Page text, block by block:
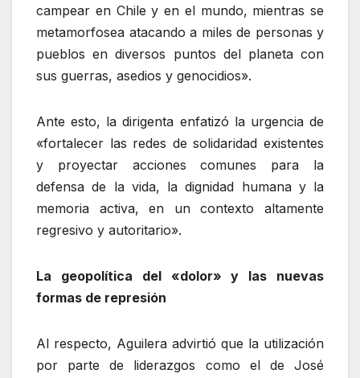
campear en Chile y en el mundo, mientras se
metamorfosea atacando a miles de personas y
pueblos en diversos puntos del planeta con
sus guerras, asedios y genocidios».
Ante esto, la dirigenta enfatizó la urgencia de
«fortalecer las redes de solidaridad existentes
y proyectar acciones comunes para la
defensa de la vida, la dignidad humana y la
memoria activa, en un contexto altamente
regresivo y autoritario».
La geopolítica del «dolor» y las nuevas
formas de represión
Al respecto, Aguilera advirtió que la utilización
por parte de liderazgos como el de José